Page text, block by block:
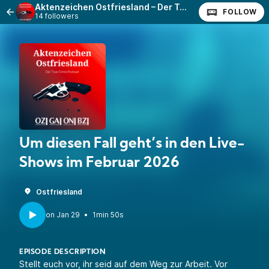
Aktenzeichen Ostfriesland – Der True-Crime-Podcast
14 followers FOLLOW
Um diesen Fall geht’s in den Live-
Shows im Februar 2026
Ostfriesland
• 1min 50s
EPISODE DESCRIPTION
Stellt euch vor, ihr seid auf dem Weg zur Arbeit. Vor